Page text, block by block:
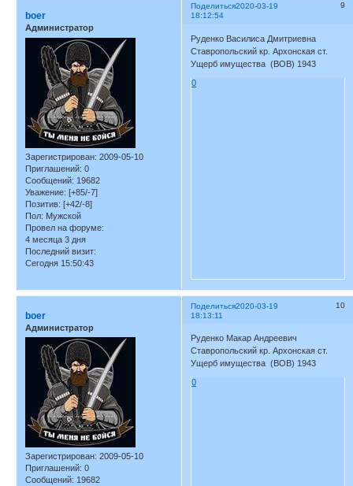
Поделиться 9
2020-03-19
18:12:54
boer
Администратор
Зарегистрирован: 2009-05-10
Приглашений: 0
Сообщений: 19682
Уважение: [+85/-7]
Позитив: [+42/-8]
Пол: Мужской
Провел на форуме:
4 месяца 3 дня
Последний визит:
Сегодня 15:50:43
Руденко Василиса Дмитриевна
Ставропольский кр. Архонская ст.
Ущерб имущества (ВОВ) 1943
0
Поделиться 10
2020-03-19
18:13:11
boer
Администратор
Зарегистрирован: 2009-05-10
Приглашений: 0
Сообщений: 19682
Руденко Макар Андреевич
Ставропольский кр. Архонская ст.
Ущерб имущества (ВОВ) 1943
0